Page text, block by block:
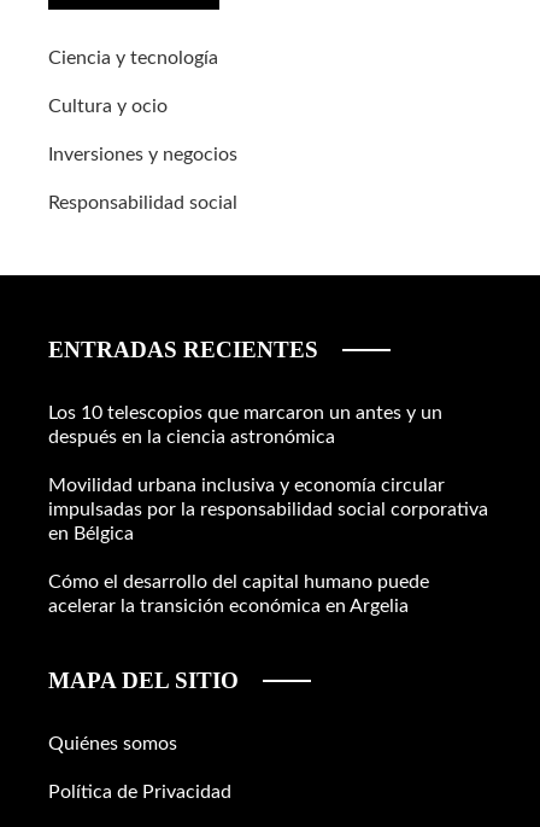
Ciencia y tecnología
Cultura y ocio
Inversiones y negocios
Responsabilidad social
ENTRADAS RECIENTES
Los 10 telescopios que marcaron un antes y un
después en la ciencia astronómica
Movilidad urbana inclusiva y economía circular
impulsadas por la responsabilidad social corporativa
en Bélgica
Cómo el desarrollo del capital humano puede
acelerar la transición económica en Argelia
MAPA DEL SITIO
Quiénes somos
Política de Privacidad